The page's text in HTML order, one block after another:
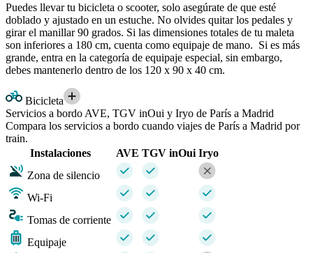
Puedes llevar tu bicicleta o scooter, solo asegúrate de que esté
doblado y ajustado en un estuche. No olvides quitar los pedales y
girar el manillar 90 grados. Si las dimensiones totales de tu maleta
son inferiores a 180 cm, cuenta como equipaje de mano. Si es más
grande, entra en la categoría de equipaje especial, sin embargo,
debes mantenerlo dentro de los 120 x 90 x 40 cm.
Bicicleta
Servicios a bordo AVE, TGV inOui y Iryo de París a Madrid
Compara los servicios a bordo cuando viajes de París a Madrid por
train.
Instalaciones
AVE TGV inOui Iryo
Zona de silencio
Wi-Fi
Tomas de corriente
Equipaje